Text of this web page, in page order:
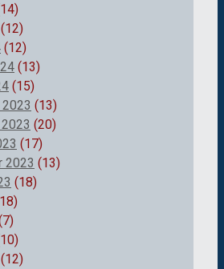
(12)
(12)
(13)
(15)
(13)
(20)
(17)
2023 (13)
(18)
(12)